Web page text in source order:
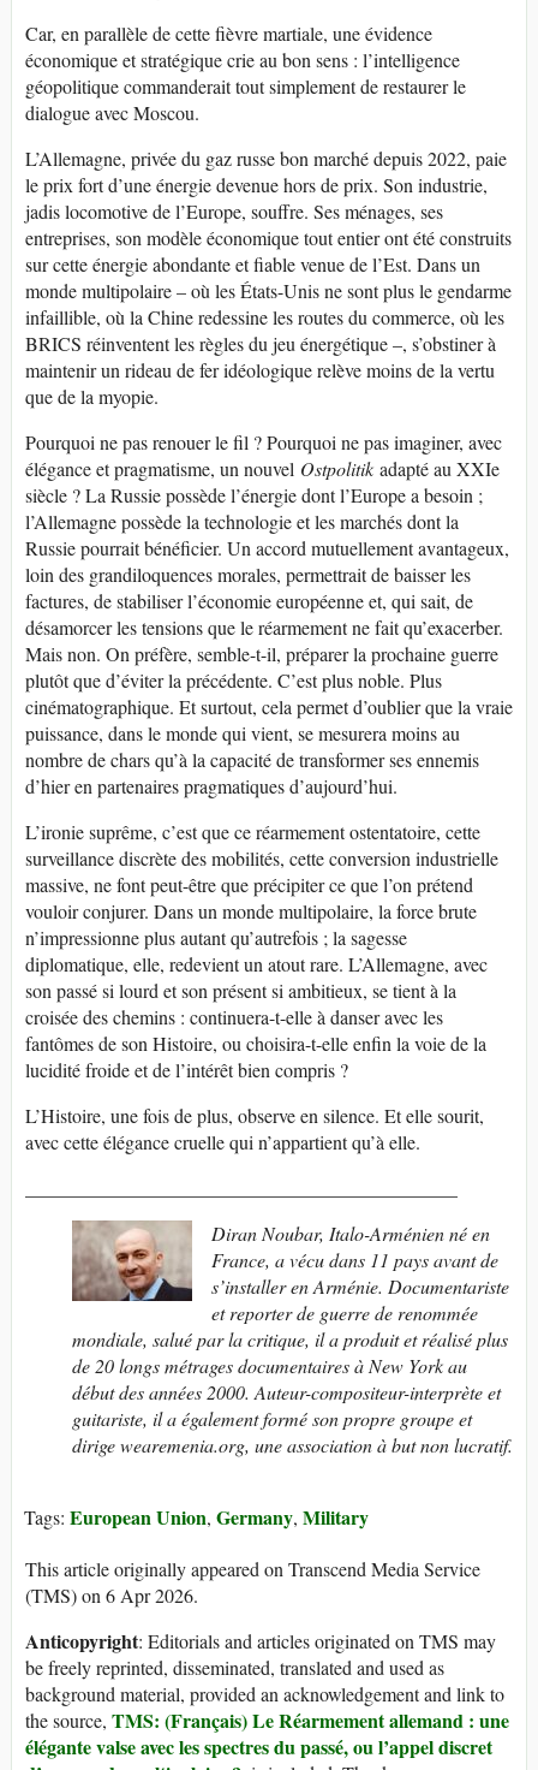
Car, en parallèle de cette fièvre martiale, une évidence
économique et stratégique crie au bon sens : l’intelligence
géopolitique commanderait tout simplement de restaurer le
dialogue avec Moscou.
L’Allemagne, privée du gaz russe bon marché depuis 2022, paie
le prix fort d’une énergie devenue hors de prix. Son industrie,
jadis locomotive de l’Europe, souffre. Ses ménages, ses
entreprises, son modèle économique tout entier ont été construits
sur cette énergie abondante et fiable venue de l’Est. Dans un
monde multipolaire – où les États-Unis ne sont plus le gendarme
infaillible, où la Chine redessine les routes du commerce, où les
BRICS réinventent les règles du jeu énergétique –, s’obstiner à
maintenir un rideau de fer idéologique relève moins de la vertu
que de la myopie.
Pourquoi ne pas renouer le fil ? Pourquoi ne pas imaginer, avec
élégance et pragmatisme, un nouvel Ostpolitik adapté au XXIe
siècle ? La Russie possède l’énergie dont l’Europe a besoin ;
l’Allemagne possède la technologie et les marchés dont la
Russie pourrait bénéficier. Un accord mutuellement avantageux,
loin des grandiloquences morales, permettrait de baisser les
factures, de stabiliser l’économie européenne et, qui sait, de
désamorcer les tensions que le réarmement ne fait qu’exacerber.
Mais non. On préfère, semble-t-il, préparer la prochaine guerre
plutôt que d’éviter la précédente. C’est plus noble. Plus
cinématographique. Et surtout, cela permet d’oublier que la vraie
puissance, dans le monde qui vient, se mesurera moins au
nombre de chars qu’à la capacité de transformer ses ennemis
d’hier en partenaires pragmatiques d’aujourd’hui.
L’ironie suprême, c’est que ce réarmement ostentatoire, cette
surveillance discrète des mobilités, cette conversion industrielle
massive, ne font peut-être que précipiter ce que l’on prétend
vouloir conjurer. Dans un monde multipolaire, la force brute
n’impressionne plus autant qu’autrefois ; la sagesse
diplomatique, elle, redevient un atout rare. L’Allemagne, avec
son passé si lourd et son présent si ambitieux, se tient à la
croisée des chemins : continuera-t-elle à danser avec les
fantômes de son Histoire, ou choisira-t-elle enfin la voie de la
lucidité froide et de l’intérêt bien compris ?
L’Histoire, une fois de plus, observe en silence. Et elle sourit,
avec cette élégance cruelle qui n’appartient qu’à elle.
Diran Noubar, Italo-Arménien né en
France, a vécu dans 11 pays avant de
s’installer en Arménie. Documentariste
et reporter de guerre de renommée
mondiale, salué par la critique, il a produit et réalisé plus
de 20 longs métrages documentaires à New York au
début des années 2000. Auteur-compositeur-interprète et
guitariste, il a également formé son propre groupe et
dirige wearemenia.org, une association à but non lucratif.
Tags: European Union, Germany, Military
This article originally appeared on Transcend Media Service
(TMS) on 6 Apr 2026.
Anticopyright: Editorials and articles originated on TMS may
be freely reprinted, disseminated, translated and used as
background material, provided an acknowledgement and link to
the source, TMS: (Français) Le Réarmement allemand : une
élégante valse avec les spectres du passé, ou l’appel discret